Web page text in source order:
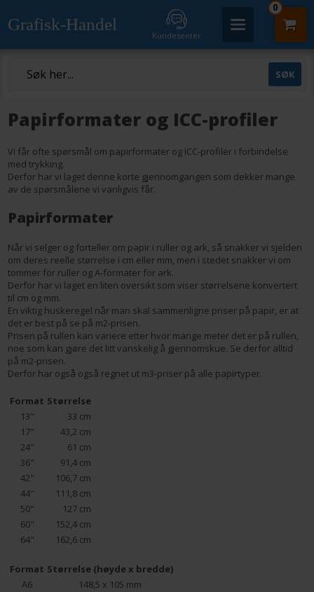
Grafisk-Handel
Kundesenter
0
Papirformater og ICC-profiler
Vi får ofte spørsmål om papirformater og ICC-profiler i forbindelse
med trykking.
Derfor har vi laget denne korte gjennomgangen som dekker mange
av de spørsmålene vi vanligvis får.
Papirformater
Når vi selger og forteller om papir i ruller og ark, så snakker vi sjelden
om deres reelle størrelse i cm eller mm, men i stedet snakker vi om
tommer for ruller og A-formater for ark.
Derfor har vi laget en liten oversikt som viser størrelsene konvertert
til cm og mm.
En viktig huskeregel når man skal sammenligne priser på papir, er at
det er best på se på m2-prisen.
Prisen på rullen kan variere etter hvor mange meter det er på rullen,
noe som kan gjøre det litt vanskelig å gjennomskue. Se derfor alltid
på m2-prisen.
Derfor har også også regnet ut m3-priser på alle papirtyper.
Format Størrelse
13"
33 cm
17"
43,2 cm
24"
61 cm
36"
91,4 cm
42"
106,7 cm
44"
111,8 cm
50"
127 cm
60"
152,4 cm
64"
162,6 cm
Format Størrelse (høyde x bredde)
A6
148,5 x 105 mm